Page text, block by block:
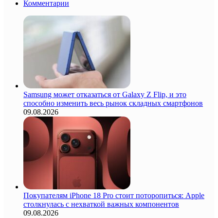
Комментарии
Samsung может отказаться от Galaxy Z Flip, и это
способно изменить весь рынок складных смартфонов
09.08.2026
Покупателям iPhone 18 Pro стоит поторопиться: Apple
столкнулась с нехваткой важных компонентов
09.08.2026